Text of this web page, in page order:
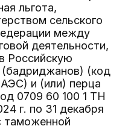
льгота,
сельского
между
деятельности,
Российскую
(код
и (или) перца
0709 60 100 1 ТН
г. по 31 декабря
таможенной